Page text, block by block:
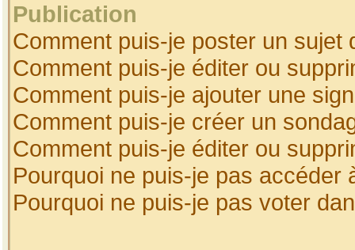
Publication
Comment puis-je poster un sujet
Comment puis-je éditer ou
Comment puis-je ajouter une
Comment puis-je créer un
Comment puis-je éditer ou
Pourquoi ne puis-je pas accéder
Pourquoi ne puis-je pas voter